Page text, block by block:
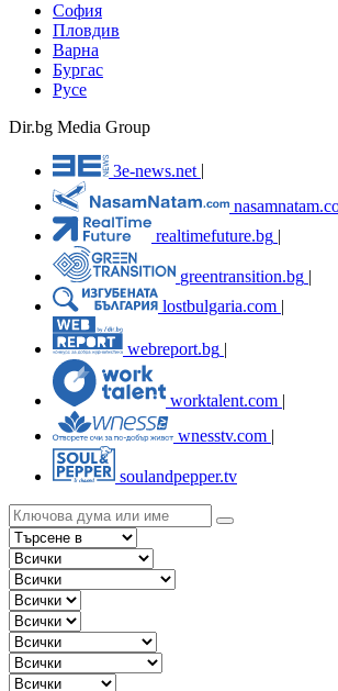
София
Пловдив
Варна
Бургас
Русе
Dir.bg Media Group
3e-news.net
realtimefuture.bg |
greentransition.bg |
lostbulgaria.com |
webreport.bg
worktalent.com |
wnesstv.com |
soulandpepper.tv